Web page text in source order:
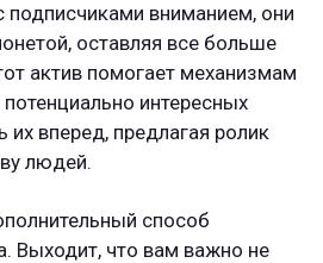
вниманием, они
оставляя все больше
актив помогает механизмам
интересных
их вперед, предлагая ролик
людей.
способ
Выходит, что вам важно не